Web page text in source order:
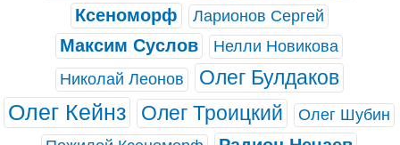
Ксеноморф Ларионов Сергей
Максим Суслов
Нелли Новикова
Николай Леонов
Олег Булдаков
Олег Кейнз Олег Троицкий
Олег Шубин